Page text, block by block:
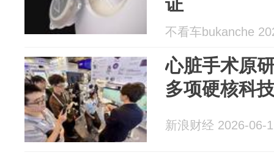
不看车bukanche
心脏手术原
多项硬核科
新浪财经 2026-06-